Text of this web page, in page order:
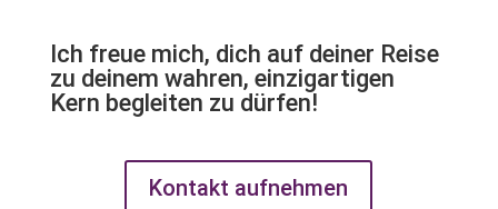
Ich freue mich, dich auf deiner Reise
zu deinem wahren, einzigartigen
Kern begleiten zu dürfen!
Kontakt aufnehmen